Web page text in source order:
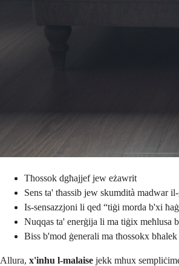
Tħossok dgħajjef jew eżawrit
Sens ta' tħassib jew skumdità madwar
Is-sensazzjoni li qed “tiġi morda b'xi
Nuqqas ta' enerġija li ma tiġix meħlusa
Biss b'mod ġenerali ma tħossokx
Allura, x'inhu l-malaise jekk mhux